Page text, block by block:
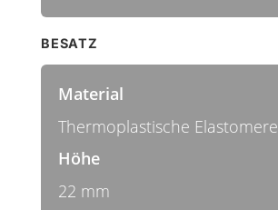
BESATZ
Material
Thermoplastische Elastomere
Höhe
22 mm